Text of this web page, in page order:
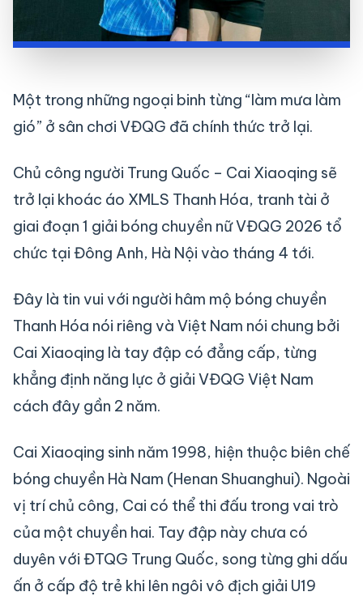
Một trong những ngoại binh từng “làm mưa làm
gió” ở sân chơi VĐQG đã chính thức trở lại.
Chủ công người Trung Quốc – Cai Xiaoqing sẽ
trở lại khoác áo XMLS Thanh Hóa, tranh tài ở
giai đoạn 1 giải bóng chuyền nữ VĐQG 2026 tổ
chức tại Đông Anh, Hà Nội vào tháng 4 tới.
Đây là tin vui với người hâm mộ bóng chuyền
Thanh Hóa nói riêng và Việt Nam nói chung bởi
Cai Xiaoqing là tay đập có đẳng cấp, từng
khẳng định năng lực ở giải VĐQG Việt Nam
cách đây gần 2 năm.
Cai Xiaoqing sinh năm 1998, hiện thuộc biên chế
bóng chuyền Hà Nam (Henan Shuanghui). Ngoài
vị trí chủ công, Cai có thể thi đấu trong vai trò
của một chuyền hai. Tay đập này chưa có
duyên với ĐTQG Trung Quốc, song từng ghi dấu
ấn ở cấp độ trẻ khi lên ngôi vô địch giải U19